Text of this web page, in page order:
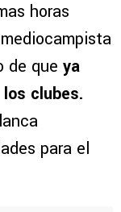
horas
de que ya
clubes.
para el